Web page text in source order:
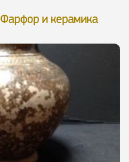
Фарфор и керамика